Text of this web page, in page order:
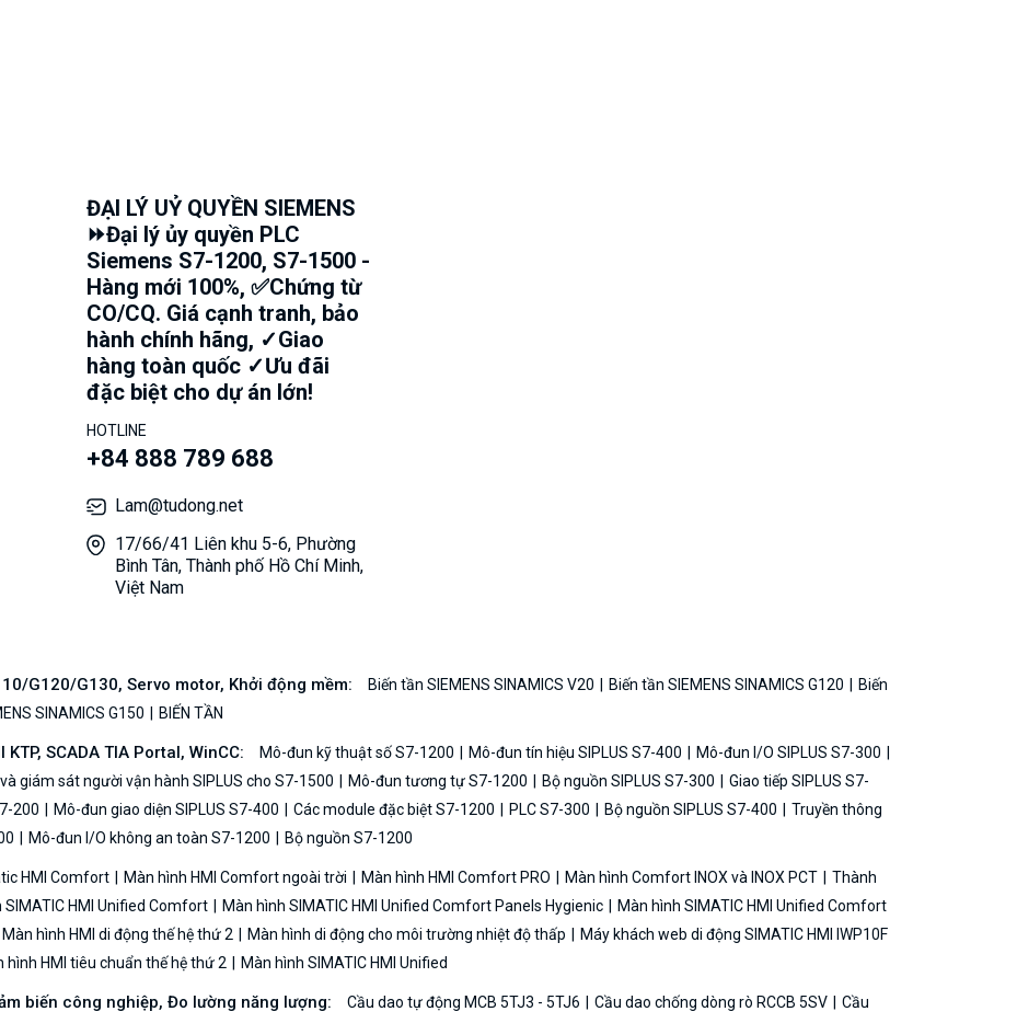
ĐẠI LÝ UỶ QUYỀN SIEMENS
⏩Đại lý ủy quyền PLC
Siemens S7-1200, S7-1500 -
Hàng mới 100%, ✅Chứng từ
CO/CQ. Giá cạnh tranh, bảo
hành chính hãng, ✓Giao
hàng toàn quốc ✓Ưu đãi
đặc biệt cho dự án lớn!
HOTLINE
+84 888 789 688
Lam@tudong.net
17/66/41 Liên khu 5-6, Phường
Bình Tân, Thành phố Hồ Chí Minh,
Việt Nam
G120/G130, Servo motor, Khởi động mềm: Biến tần SIEMENS SINAMICS V20 Biến tần SIEMENS SINAMICS G120
Biến
SINAMICS G150 BIẾN TẦN
SCADA TIA Portal, WinCC: Mô-đun kỹ thuật số S7-1200 Mô-đun tín hiệu SIPLUS S7-400
Mô-đun I/O SIPLUS S7-300
giám sát người vận hành SIPLUS cho S7-1500 Mô-đun tương tự S7-1200 Bộ nguồn SIPLUS S7-300
Giao tiếp SIPLUS S7-
200 Mô-đun giao diện SIPLUS S7-400 Các module đặc biệt S7-1200 PLC S7-300 Bộ nguồn SIPLUS S7-400
Truyền thông
Mô-đun I/O không an toàn S7-1200 Bộ nguồn S7-1200
HMI Comfort Màn hình HMI Comfort ngoài trời Màn hình HMI Comfort PRO Màn hình Comfort INOX và INOX PCT
Thành
SIMATIC HMI Unified Comfort Màn hình SIMATIC HMI Unified Comfort Panels Hygienic
Màn hình SIMATIC HMI Unified Comfort
Màn hình HMI di động thế hệ thứ 2 Màn hình di động cho môi trường nhiệt độ thấp
Máy khách web di động SIMATIC HMI IWP10F
hình HMI tiêu chuẩn thế hệ thứ 2 Màn hình SIMATIC HMI Unified
biến công nghiệp, Đo lường năng lượng: Cầu dao tự động MCB 5TJ3 - 5TJ6 Cầu dao chống dòng rò RCCB 5SV
Cầu